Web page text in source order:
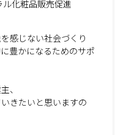
ル化粧品販売促進
感じない社会づくり
豊かになるためのサポ
、
きたいと思いますの